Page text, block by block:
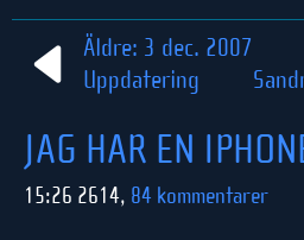
Äldre: 3 dec. 2007
Uppdatering
JAG HAR EN
15:26 2614, 84 kommentarer